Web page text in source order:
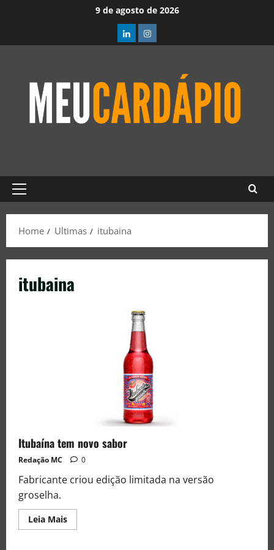
9 de agosto de 2026
Home Ultimas itubaina
itubaina
Itubaína tem novo sabor
Redação MC 0
Fabricante criou edição limitada na versão
groselha.
Leia Mais